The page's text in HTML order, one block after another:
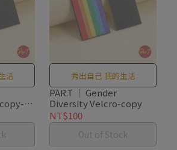
活 秀出自己 我的生活
PAR.T ｜ Gender
Diversity Velcro-copy
NT$100
Out of Stock